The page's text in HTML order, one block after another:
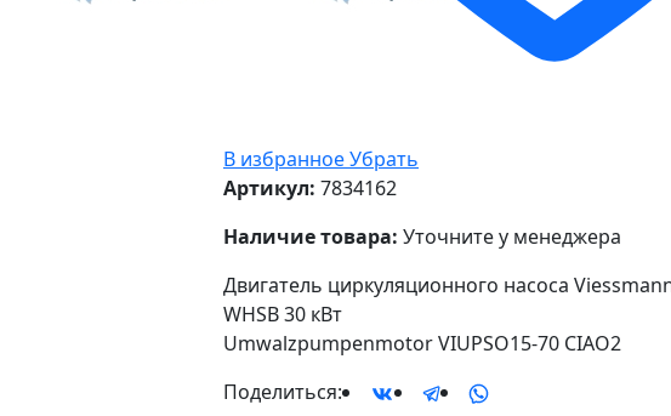
В избранноеУбрать
Артикул: 7834162
Наличие товара: Уточните у менеджера
Двигатель циркуляционного насоса
WHSB 30 кВт
Umwalzpumpenmotor VIUPSO15-70 CIAO2
Поделиться: